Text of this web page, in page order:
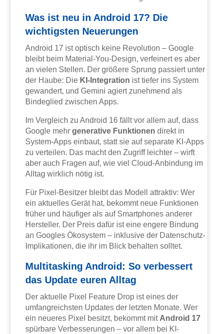
Was ist neu in Android 17? Die
wichtigsten Neuerungen
Android 17 ist optisch keine Revolution – Google
bleibt beim Material-You-Design, verfeinert es aber
an vielen Stellen. Der größere Sprung passiert unter
der Haube: Die KI-Integration ist tiefer ins System
gewandert, und Gemini agiert zunehmend als
Bindeglied zwischen Apps.
Im Vergleich zu Android 16 fällt vor allem auf, dass
Google mehrgenerative Funktionen direkt in
System-Apps einbaut, statt sie auf separate KI-Apps
zu verteilen. Das macht den Zugriff leichter – wirft
aber auch Fragen auf, wie viel Cloud-Anbindung im
Alltag wirklich nötig ist.
Für Pixel-Besitzer bleibt das Modell attraktiv: Wer
ein aktuelles Gerät hat, bekommt neue Funktionen
früher und häufiger als auf Smartphones anderer
Hersteller. Der Preis dafür ist eine engere Bindung
an Googles Ökosystem – inklusive der Datenschutz-
Implikationen, die ihr im Blick behalten solltet.
Multitasking Android: So verbessert
das Update euren Alltag
Der aktuelle Pixel Feature Drop ist eines der
umfangreichsten Updates der letzten Monate. Wer
ein neueres Pixel besitzt, bekommt mit Android 17
spürbare Verbesserungen – vor allem bei KI-